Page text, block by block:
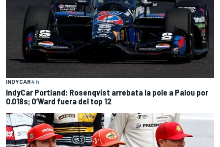
INDYCAR4 h
IndyCar Portland: Rosenqvist arrebata la pole a Palou por
0.018s; O’Ward fuera del top 12